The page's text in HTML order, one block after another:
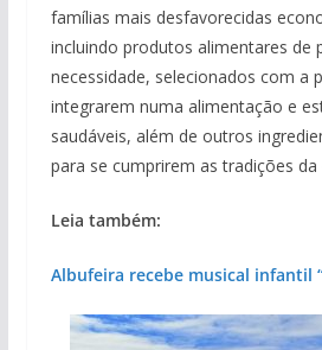
famílias mais desfavorecidas
incluindo produtos alimentares de
necessidade, selecionados com a
integrarem numa alimentação e
saudáveis, além de outros
para se cumprirem as tradições da
Leia também:
Albufeira recebe musical infantil